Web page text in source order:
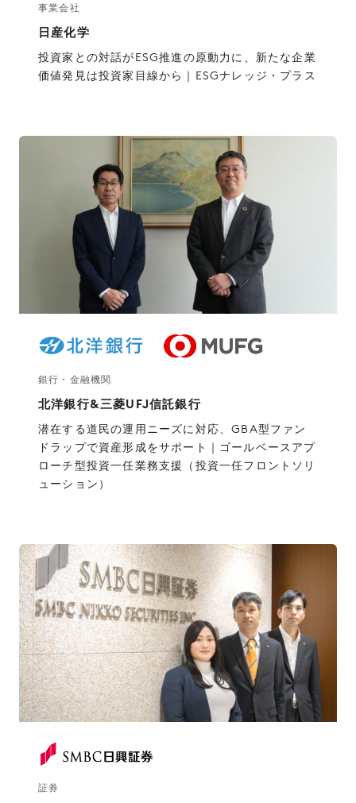
事業会社
日産化学
投資家との対話がESG推進の原動力に、新たな企業
価値発見は投資家目線から｜ESGナレッジ・プラス
銀行・金融機関
北洋銀行&三菱UFJ信託銀行
潜在する道民の運用ニーズに対応、GBA型ファン
ドラップで資産形成をサポート｜ゴールベースアプ
ローチ型投資一任業務支援（投資一任フロントソリ
ューション）
証券